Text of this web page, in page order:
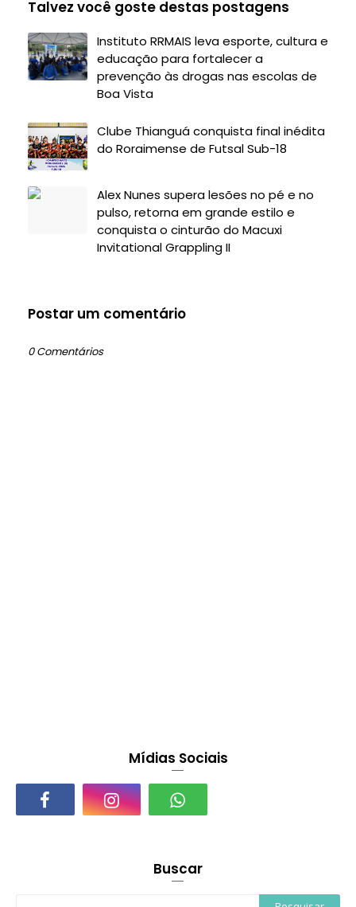
Talvez você goste destas postagens
Instituto RRMAIS leva esporte, cultura e
educação para fortalecer a
prevenção às drogas nas escolas de
Boa Vista
Clube Thianguá conquista final inédita
do Roraimense de Futsal Sub-18
Alex Nunes supera lesões no pé e no
pulso, retorna em grande estilo e
conquista o cinturão do Macuxi
Invitational Grappling II
Postar um comentário
0 Comentários
Mídias Sociais
Buscar